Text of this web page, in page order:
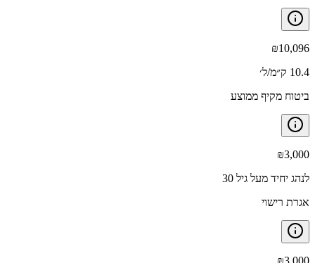
₪10,096
10.4 ק״מ/ל׳
ביטוח מקיף ממוצע
₪3,000
לנהג יחיד מעל גיל 30
אגרת רישוי